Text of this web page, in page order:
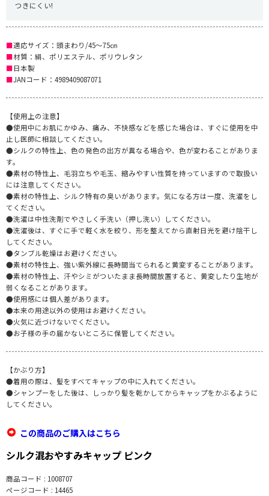
つきにくい!
■適応サイズ：頭まわり/45〜75㎝
■材質：絹、ポリエステル、ポリウレタン
■日本製
■JANコード：4989409087071
【使用上の注意】
●使用中にお肌にかゆみ、痛み、不快感などを感じた場合は、すぐに使用を中
止し医師に相談してください。
●シルクの特性上、色の発色の出方が異なる場合や、色が変わることがありま
す。
●素材の特性上、毛羽立ちや毛玉、縮みやすい性質を持っていますので取扱い
には注意してください。
●素材の特性上、シルク特有の臭いがあります。気になる方は一度、洗濯をし
てください。
●洗濯は中性洗剤でやさしく手洗い（押し洗い）してください。
●洗濯後は、すぐに手で軽く水を絞り、形を整えてから直射日光を避け陰干し
してください。
●タンブル乾燥はお避けください。
●素材の特性上、強い紫外線に長時間当てられると黄変することがあります。
●素材の特性上、汗やシミがついたまま長時間放置すると、黄変したり生地が
弱くなることがあります。
●使用感には個人差があります。
●本来の用途以外の使用はお避けください。
●火気に近づけないでください。
●お子様の手の届かないところに保管してください。
【かぶり方】
●着用の際は、髪をすべてキャップの中に入れてください。
●シャンプーをした後は、しっかり髪を乾かしてからキャップをかぶるように
してください。
この商品のご購入はこちら
シルク混おやすみキャップ ピンク
商品コード : 1008707
ページコード : 14465